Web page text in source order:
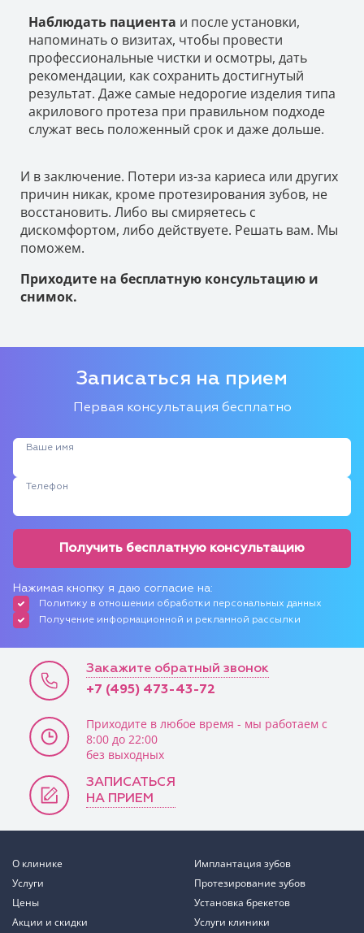
Наблюдать пациента и после установки,
напоминать о визитах, чтобы провести
профессиональные чистки и осмотры, дать
рекомендации, как сохранить достигнутый
результат. Даже самые недорогие изделия типа
акрилового протеза при правильном подходе
служат весь положенный срок и даже дольше.
И в заключение. Потери из-за кариеса или других
причин никак, кроме протезирования зубов, не
восстановить. Либо вы смиряетесь с
дискомфортом, либо действуете. Решать вам. Мы
поможем.
Приходите на бесплатную консультацию и
снимок.
Записаться на прием
Первая консультация бесплатно
Ваше имя
Телефон
Получить бесплатную консультацию
Нажимая кнопку я даю согласие на:
Политику в отношении обработки персональных данных
Получение информационной и рекламной рассылки
Закажите обратный звонок
+7 (495) 473-43-72
Приходите в любое время - мы работаем с
8:00 до 22:00
без выходных
ЗАПИСАТЬСЯ
НА ПРИЕМ
О клинике
Услуги
Цены
Акции и скидки
Имплантация зубов
Протезирование зубов
Установка брекетов
Услуги клиники